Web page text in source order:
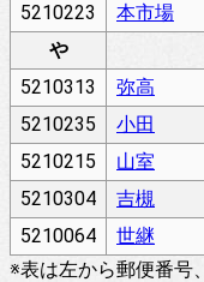
5210223
本市場
や
5210313
弥高
5210235
小田
5210215
山室
5210304
吉槻
5210064
世継
※表は左から郵便番号